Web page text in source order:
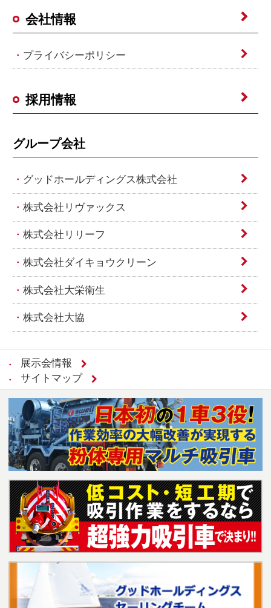
会社情報
プライバシーポリシー
採用情報
グループ会社
グッドホールディングス株式会社
株式会社リヴァックス
株式会社リリーフ
株式会社ダイキョウクリーン
株式会社大栄衛生
株式会社大協
展示会情報
サイトマップ